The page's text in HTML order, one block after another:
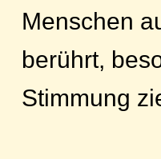
Menschen
berührt,
Stimmung